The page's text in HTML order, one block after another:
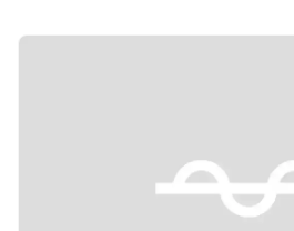
Previous slide